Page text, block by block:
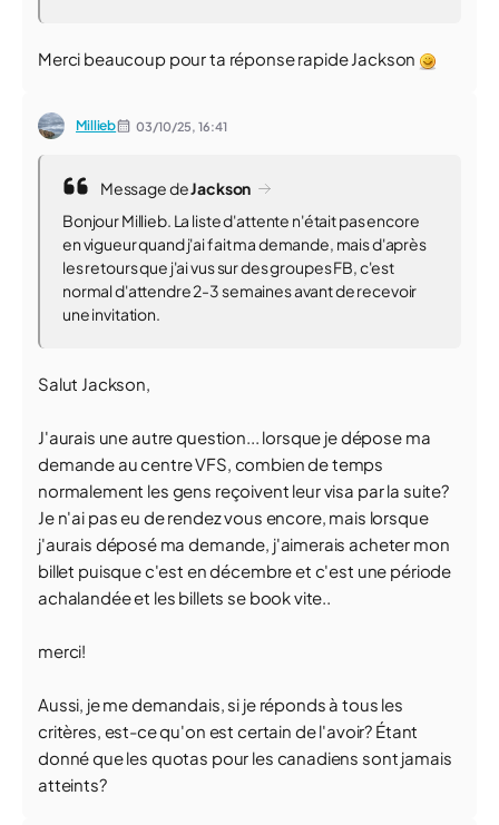
Merci beaucoup pour ta réponse rapide Jackson
Millieb 03/10/25,16:41
Message deJackson
Bonjour Millieb. La liste d'attente n'était pas encore
en vigueur quand j'ai fait ma demande, mais d'après
les retours que j'ai vus sur des groupes FB, c'est
normal d'attendre 2-3 semaines avant de recevoir
une invitation.
Salut Jackson,
J'aurais une autre question... lorsque je dépose ma
demande au centre VFS, combien de temps
normalement les gens reçoivent leur visa par la suite?
Je n'ai pas eu de rendez vous encore, mais lorsque
j'aurais déposé ma demande, j'aimerais acheter mon
billet puisque c'est en décembre et c'est une période
achalandée et les billets se book vite..
merci!
Aussi, je me demandais, si je réponds à tous les
critères, est-ce qu'on est certain de l'avoir? Étant
donné que les quotas pour les canadiens sont jamais
atteints?